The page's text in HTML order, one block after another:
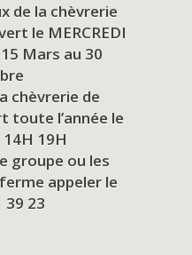
de la chèvrerie
le MERCREDI
15 Mars au 30
chèvrerie de
toute l’année le
14H 19H
groupe ou les
appeler le
39 23